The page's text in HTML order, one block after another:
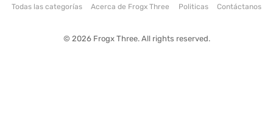
Todas las categorías Acerca de Frogx Three Politicas Contáctanos
© 2026 Frogx Three. All rights reserved.